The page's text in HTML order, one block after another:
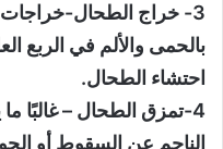
3- خراج الطحال-
بالحمى والألم في الربع
احتشاء الطحال.
4-تمزق الطحال – غالبًا
الناجم عن السقوط أو